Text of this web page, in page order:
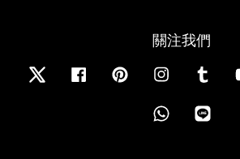
關注我們
Twitter Facebook Pinterest Instagram Tumblr
Whatsapp